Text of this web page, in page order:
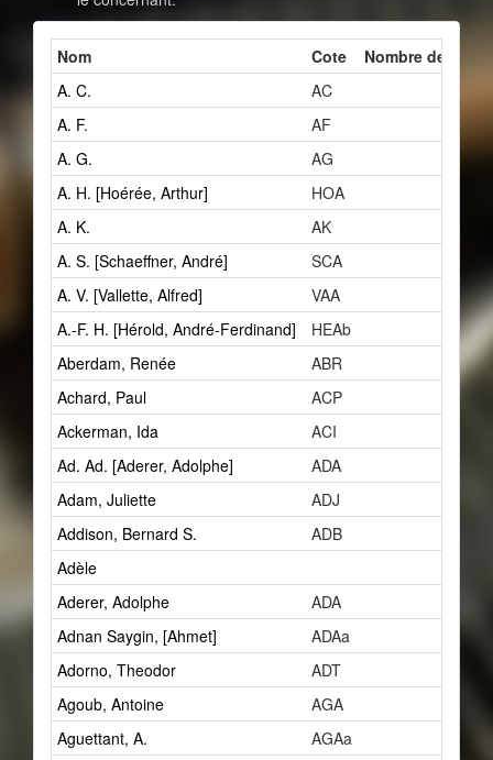
Nom Cote
Nombre de
A. C.
AC
A. F.
AF
A. G.
AG
A. H. [Hoérée, Arthur]
HOA
A. K.
AK
A. S. [Schaeffner, André]
SCA
A. V. [Vallette, Alfred]
VAA
A.-F. H. [Hérold, André-Ferdinand]
HEAb
Aberdam, Renée
ABR
Achard, Paul
ACP
Ackerman, Ida
ACI
Ad. Ad. [Aderer, Adolphe]
ADA
Adam, Juliette
ADJ
Addison, Bernard S.
ADB
Adèle
Aderer, Adolphe
ADA
Adnan Saygin, [Ahmet]
ADAa
Adorno, Theodor
ADT
Agoub, Antoine
AGA
Aguettant, A.
AGAa